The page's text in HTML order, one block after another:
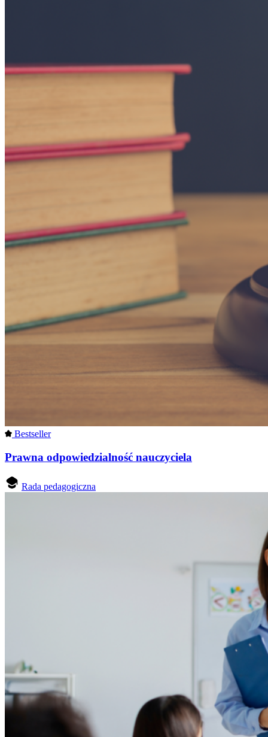
Bestseller
Prawna odpowiedzialność nauczyciela
Rada pedagogiczna